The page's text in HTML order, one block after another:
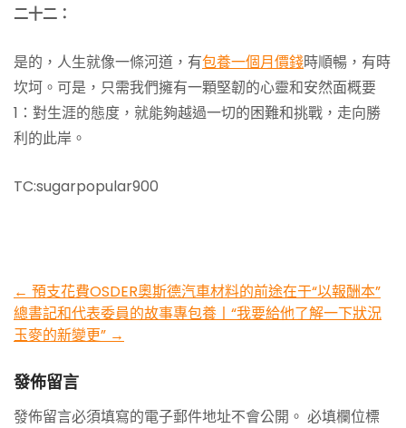
二十二：
是的，人生就像一條河道，有包養一個月價錢時順暢，有時
坎坷。可是，只需我們擁有一顆堅韌的心靈和安然面概要
1：對生涯的態度，就能夠越過一切的困難和挑戰，走向勝
利的此岸。
TC:sugarpopular900
Post
navigation
← 預支花費OSDER奧斯德汽車材料的前途在于“以報酬本”
總書記和代表委員的故事專包養丨“我要給他了解一下狀況
玉麥的新變更” →
發佈留言
發佈留言必須填寫的電子郵件地址不會公開。 必填欄位標